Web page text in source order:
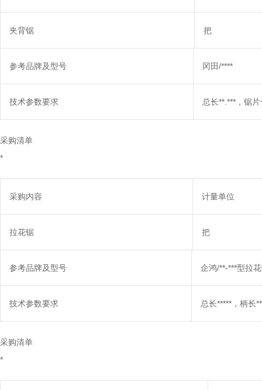
夹背锯 把
参考品牌及型号 冈田/****
技术参数要求 总长**.***，锯
采购清单
*
采购内容 计量单位
拉花锯 把
参考品牌及型号 企鸿/**-***型拉
技术参数要求 总长*****，柄长
采购清单
*